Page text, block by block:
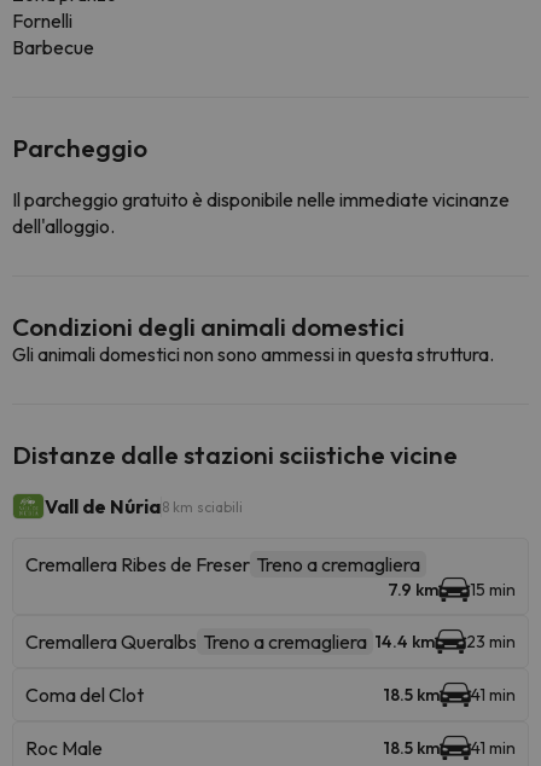
Fornelli
Barbecue
Parcheggio
Il parcheggio gratuito è disponibile nelle immediate vicinanze
dell'alloggio.
Condizioni degli animali domestici
Gli animali domestici non sono ammessi in questa struttura.
Distanze dalle stazioni sciistiche vicine
Vall de Núria8 km sciabili
Cremallera Ribes de Freser Treno a cremagliera
7.9 km 15 min
Cremallera Queralbs Treno a cremagliera 14.4 km 23 min
Coma del Clot 18.5 km 41 min
Roc Male 18.5 km 41 min